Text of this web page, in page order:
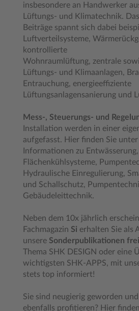
insbesondere an Handwerker
Lüftungs- und Klimatechnik.
Beiträge spannt sich dabei
Luftverteilsysteme,
kontrollierte
Wohnraumlüftung, zentrale
Lüftungs- und Klimaanlagen,
Entrauchung, energieeffiziente
Lüftungsanlagensanierung und
Mess-, Steuerungs- und
Installation werden in einer
aufgefasst. Hier finden Sie unter
Informationen zu
Flächenkühlsysteme,
Hydraulische Einregulierung,
und Schallschutz,
Gebäudeleittechnik.
Neben dem 10x jährlich
Fachmagazin Si erhalten Sie als
unsere Sonderpublikationen
Thema SHK DESIGN oder eine
wichtigsten SHK-APPS, mit
stets top informiert!
Sie sind neugierig geworden
ebenfalls profitieren? Hier